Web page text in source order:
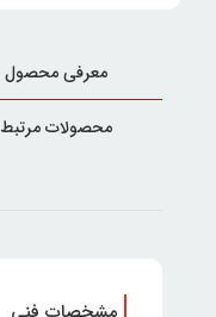
معرفی محصول
محصولات مرتبط